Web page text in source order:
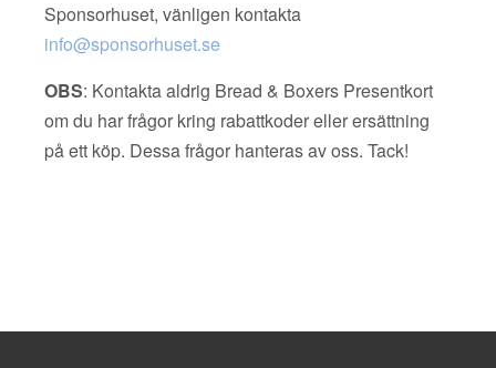
Sponsorhuset, vänligen kontakta
info@sponsorhuset.se
OBS: Kontakta aldrig Bread & Boxers Presentkort
om du har frågor kring rabattkoder eller ersättning
på ett köp. Dessa frågor hanteras av oss. Tack!